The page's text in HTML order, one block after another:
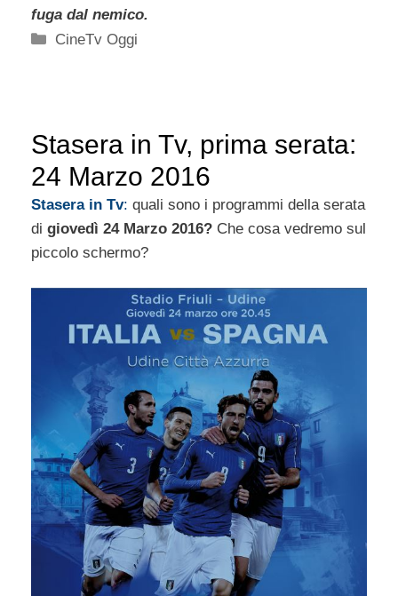
fuga dal nemico.
Categorie
CineTv Oggi
Stasera in Tv, prima serata:
24 Marzo 2016
Stasera in Tv: quali sono i programmi della serata
di giovedì 24 Marzo 2016? Che cosa vedremo sul
piccolo schermo?